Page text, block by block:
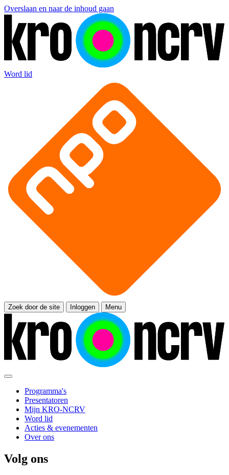
Overslaan en naar de inhoud gaan
Word lid
Zoek door de site Inloggen Menu
Programma's
Presentatoren
Mijn KRO-NCRV
Word lid
Acties & evenementen
Over ons
Volg ons